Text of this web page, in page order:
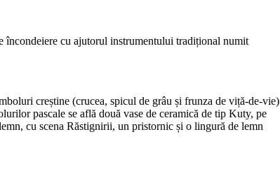
încondeiere cu ajutorul instrumentului tradițional numit
creștine (crucea, spicul de grâu și frunza de viță-de-vie)
pascale se află două vase de ceramică de tip Kuty, pe
cu scena Răstignirii, un pristornic și o lingură de lemn